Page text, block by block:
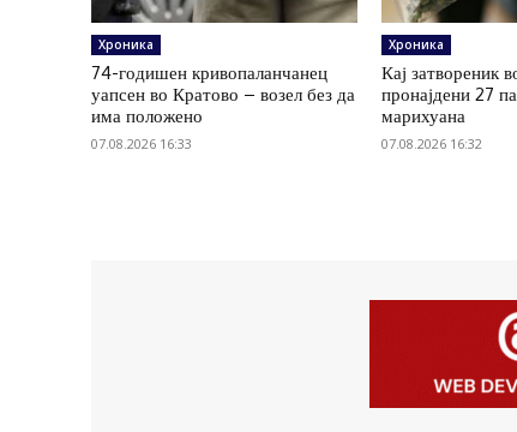
Хроника
74-годишен кривопаланчанец
уапсен во Кратово – возел без да
има положено
07.08.2026 16:33
Хроника
Кај затвореник
пронајдени 27
марихуана
07.08.2026 16:32